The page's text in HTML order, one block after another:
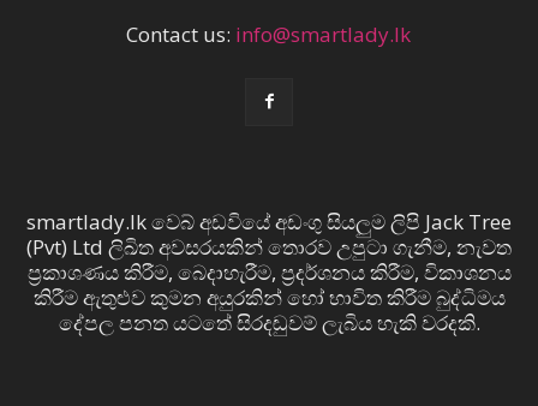
Contact us: info@smartlady.lk
smartlady.lk වෙබ් අඩවියේ අඩංගු සියලුම ලිපි Jack Tree
(Pvt) Ltd ලිඛිත අවසරයකින් තොරව උපුටා ගැනීම, නැවත
ප්‍රකාශණය කිරීම, බෙදාහැරීම, ප්‍රදර්ශනය කිරීම, විකාශනය
කිරීම ඇතුළුව කුමන අයුරකින් හෝ භාවිත කිරීම බුද්ධිමය
දේපල පනත යටතේ සිරදඬුවම් ලැබිය හැකි වරදකි.